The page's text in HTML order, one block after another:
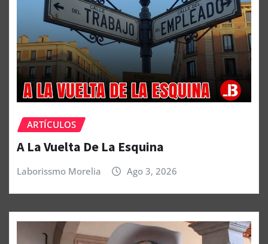
ARTÍCULOS
A La Vuelta De La Esquina
Laborissmo Morelia Ago 3, 2026